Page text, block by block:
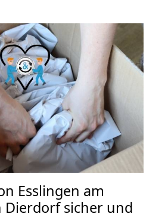
Esslingen am
Dierdorfsicher und